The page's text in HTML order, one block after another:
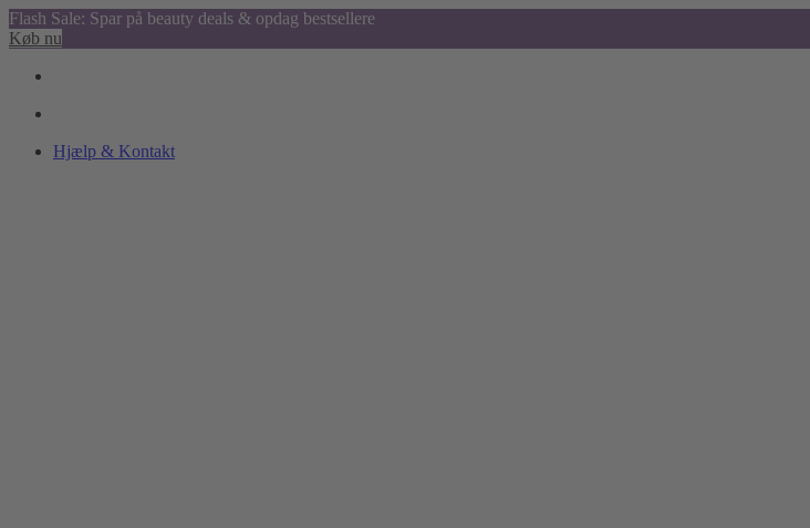
Flash Sale: Spar på beauty deals & opdag bestsellere
Køb nu
Hjælp & Kontakt